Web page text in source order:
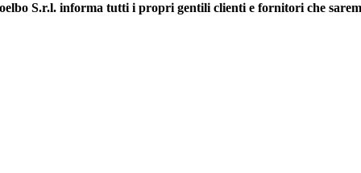
S.r.l. informa tutti i propri gentili clienti e fornitori che